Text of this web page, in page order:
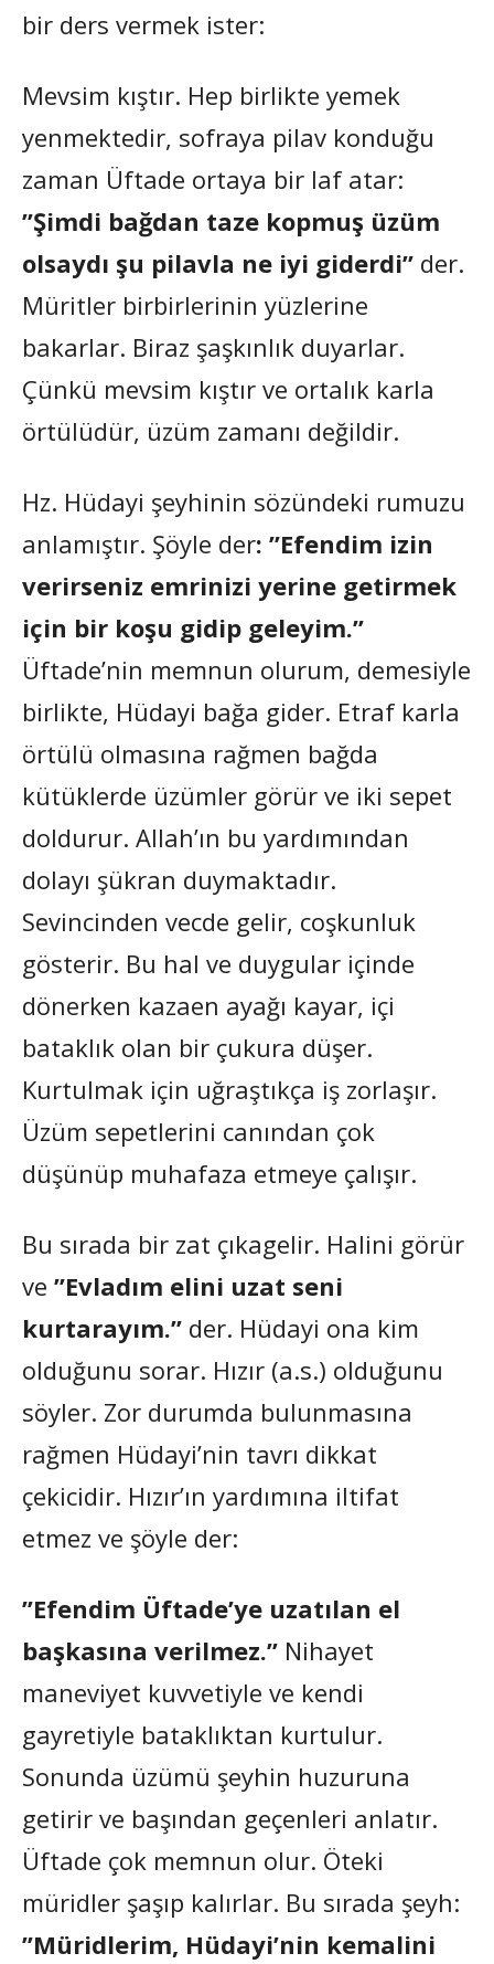
bir ders vermek ister:
Mevsim kıştır. Hep birlikte yemek
yenmektedir, sofraya pilav konduğu
zaman Üftade ortaya bir laf atar:
”Şimdi bağdan taze kopmuş üzüm
olsaydı şu pilavla ne iyi giderdi” der.
Müritler birbirlerinin yüzlerine
bakarlar. Biraz şaşkınlık duyarlar.
Çünkü mevsim kıştır ve ortalık karla
örtülüdür, üzüm zamanı değildir.
Hz. Hüdayi şeyhinin sözündeki rumuzu
anlamıştır. Şöyle der: ”Efendim izin
verirseniz emrinizi yerine getirmek
için bir koşu gidip geleyim.”
Üftade’nin memnun olurum, demesiyle
birlikte, Hüdayi bağa gider. Etraf karla
örtülü olmasına rağmen bağda
kütüklerde üzümler görür ve iki sepet
doldurur. Allah’ın bu yardımından
dolayı şükran duymaktadır.
Sevincinden vecde gelir, coşkunluk
gösterir. Bu hal ve duygular içinde
dönerken kazaen ayağı kayar, içi
bataklık olan bir çukura düşer.
Kurtulmak için uğraştıkça iş zorlaşır.
Üzüm sepetlerini canından çok
düşünüp muhafaza etmeye çalışır.
Bu sırada bir zat çıkagelir. Halini görür
ve ”Evladım elini uzat seni
kurtarayım.” der. Hüdayi ona kim
olduğunu sorar. Hızır (a.s.) olduğunu
söyler. Zor durumda bulunmasına
rağmen Hüdayi’nin tavrı dikkat
çekicidir. Hızır’ın yardımına iltifat
etmez ve şöyle der:
”Efendim Üftade’ye uzatılan el
başkasına verilmez.” Nihayet
maneviyet kuvvetiyle ve kendi
gayretiyle bataklıktan kurtulur.
Sonunda üzümü şeyhin huzuruna
getirir ve başından geçenleri anlatır.
Üftade çok memnun olur. Öteki
müridler şaşıp kalırlar. Bu sırada şeyh:
”Müridlerim, Hüdayi’nin kemalini